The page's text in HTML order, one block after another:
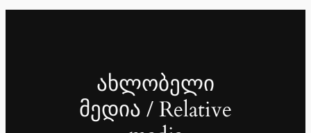
ახლობელი
მედია / Relative